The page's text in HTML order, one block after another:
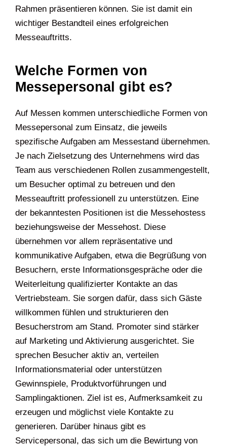
Rahmen präsentieren können. Sie ist damit ein
wichtiger Bestandteil eines erfolgreichen
Messeauftritts.
Welche Formen von
Messepersonal gibt es?
Auf Messen kommen unterschiedliche Formen von
Messepersonal zum Einsatz, die jeweils
spezifische Aufgaben am Messestand übernehmen.
Je nach Zielsetzung des Unternehmens wird das
Team aus verschiedenen Rollen zusammengestellt,
um Besucher optimal zu betreuen und den
Messeauftritt professionell zu unterstützen. Eine
der bekanntesten Positionen ist die Messehostess
beziehungsweise der Messehost. Diese
übernehmen vor allem repräsentative und
kommunikative Aufgaben, etwa die Begrüßung von
Besuchern, erste Informationsgespräche oder die
Weiterleitung qualifizierter Kontakte an das
Vertriebsteam. Sie sorgen dafür, dass sich Gäste
willkommen fühlen und strukturieren den
Besucherstrom am Stand. Promoter sind stärker
auf Marketing und Aktivierung ausgerichtet. Sie
sprechen Besucher aktiv an, verteilen
Informationsmaterial oder unterstützen
Gewinnspiele, Produktvorführungen und
Samplingaktionen. Ziel ist es, Aufmerksamkeit zu
erzeugen und möglichst viele Kontakte zu
generieren. Darüber hinaus gibt es
Servicepersonal, das sich um die Bewirtung von